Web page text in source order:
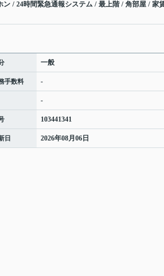
/ 24時間緊急通報システム / 最上階 / 角部屋 / 家
一般
手数料 -
-
103441341
日 2026年08月06日